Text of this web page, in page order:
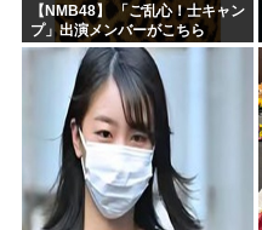
【NMB48】 「ご乱心！士キャン
プ」出演メンバーがこちら